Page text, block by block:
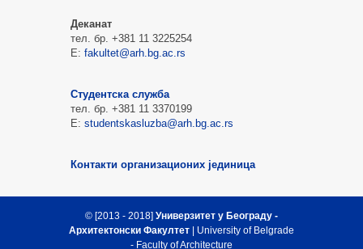
Деканат
тел. бр. +381 11 3225254
Е: fakultet@arh.bg.ac.rs
Студентска служба
тел. бр. +381 11 3370199
Е: studentskasluzba@arh.bg.ac.rs
Контакти организационих јединица
© [2013 - 2018] Универзитет у Београду -
Архитектонски Факултет | University of Belgrade
- Faculty of Architecture